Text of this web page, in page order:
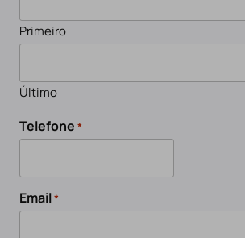
Primeiro
Último
Telefone *
Email*